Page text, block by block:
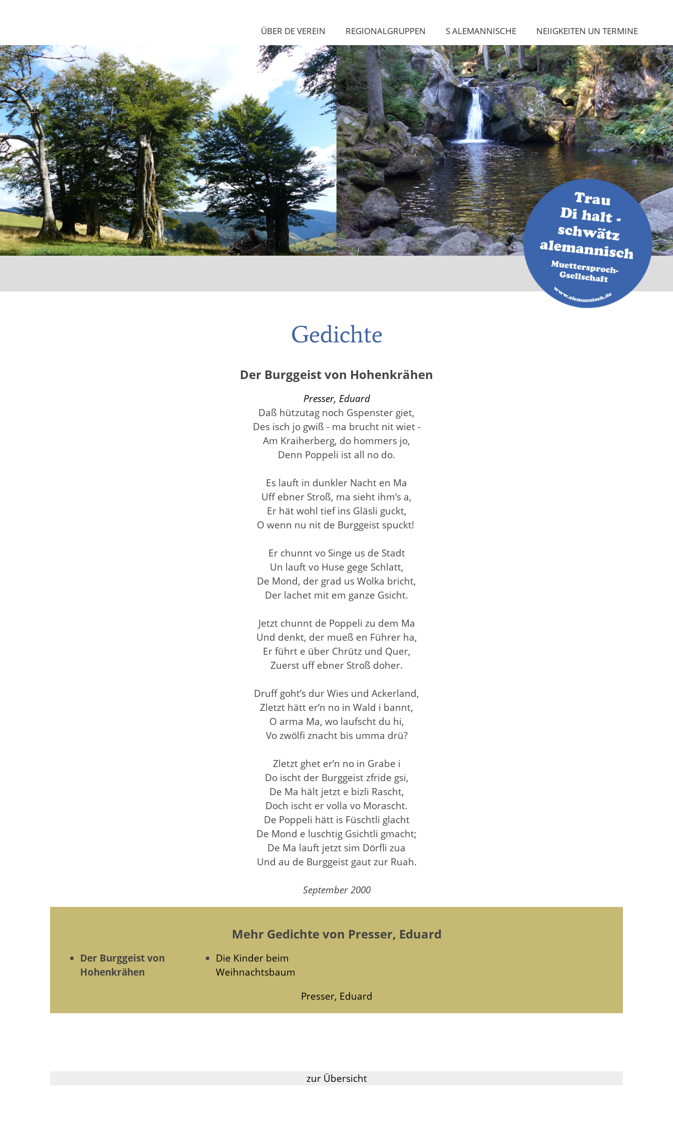
ÜBER DE VEREIN REGIONALGRUPPEN S ALEMANNISCHE NEIIGKEITEN UN TERMINE
Gedichte
Der Burggeist von Hohenkrähen
Presser, Eduard
Daß hützutag noch Gspenster giet,
Des isch jo gwiß - ma brucht nit wiet -
Am Kraiherberg, do hommers jo,
Denn Poppeli ist all no do.
Es lauft in dunkler Nacht en Ma
Uff ebner Stroß, ma sieht ihm’s a,
Er hät wohl tief ins Gläsli guckt,
O wenn nu nit de Burggeist spuckt!
Er chunnt vo Singe us de Stadt
Un lauft vo Huse gege Schlatt,
De Mond, der grad us Wolka bricht,
Der lachet mit em ganze Gsicht.
Jetzt chunnt de Poppeli zu dem Ma
Und denkt, der mueß en Führer ha,
Er führt e über Chrütz und Quer,
Zuerst uff ebner Stroß doher.
Druff goht’s dur Wies und Ackerland,
Zletzt hätt er’n no in Wald i bannt,
O arma Ma, wo laufscht du hi,
Vo zwölfi znacht bis umma drü?
Zletzt ghet er’n no in Grabe i
Do ischt der Burggeist zfride gsi,
De Ma hält jetzt e bizli Rascht,
Doch ischt er volla vo Morascht.
De Poppeli hätt is Füschtli glacht
De Mond e luschtig Gsichtli gmacht;
De Ma lauft jetzt sim Dörfli zua
Und au de Burggeist gaut zur Ruah.
September 2000
Mehr Gedichte von Presser, Eduard
Der Burggeist von
Hohenkrähen
Die Kinder beim
Weihnachtsbaum
Presser, Eduard
zur Übersicht